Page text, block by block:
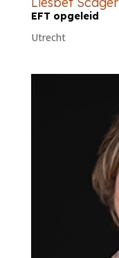
EFT opgeleid
Utrecht